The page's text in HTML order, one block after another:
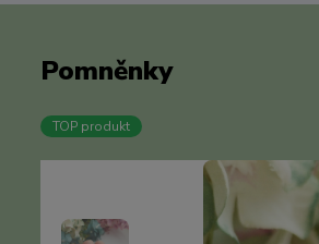
Pomněnky
TOP produkt